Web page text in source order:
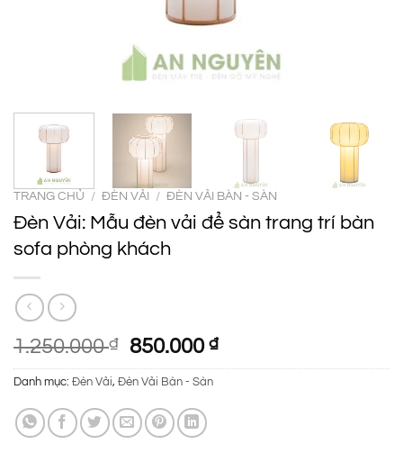
TRANG CHỦ / ĐÈN VẢI / ĐÈN VẢI BÀN - SÀN
Đèn Vải: Mẫu đèn vải để sàn trang trí bàn
sofa phòng khách
1.250.000₫
Giá
gốc
là:
1.250.000 ₫.
850.000₫Giá
hiện
Danh mục: Đèn Vải, Đèn Vải Bàn - Sàn